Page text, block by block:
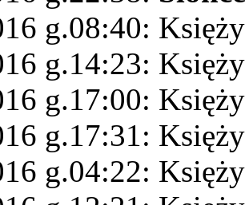
g.08:40:
g.14:23:
g.17:00:
g.17:31:
g.04:22: